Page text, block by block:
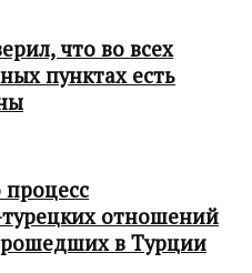
что во всех
пунктах есть
отношений
в Турции